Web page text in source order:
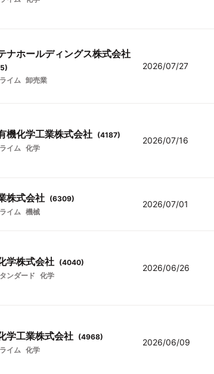
ナホールディングス株式会社
)
イム 卸売業
2026/07/27
機化学工業株式会社 (4187)
イム 化学
2026/07/16
株式会社 (6309)
イム 機械
2026/07/01
学株式会社 (4040)
ンダード 化学
2026/06/26
学工業株式会社 (4968)
イム 化学
2026/06/09